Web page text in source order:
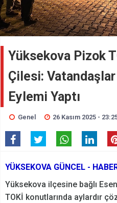
Yüksekova Pizok
Çilesi: Vatandaşlar
Eylemi Yaptı
Genel 26 Kasım 2025 -
YÜKSEKOVA GÜNCEL -
Yüksekova ilçesine bağlı
TOKİ konutlarında aylardır